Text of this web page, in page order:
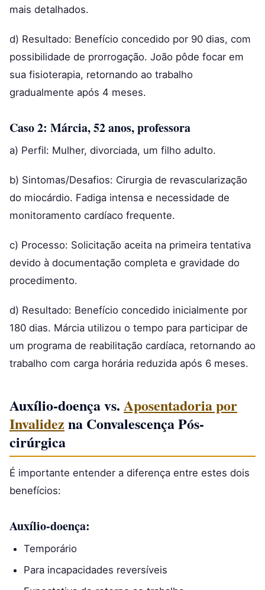
mais detalhados.
d) Resultado: Benefício concedido por 90 dias, com
possibilidade de prorrogação. João pôde focar em
sua fisioterapia, retornando ao trabalho
gradualmente após 4 meses.
Caso 2: Márcia, 52 anos, professora
a) Perfil: Mulher, divorciada, um filho adulto.
b) Sintomas/Desafios: Cirurgia de revascularização
do miocárdio. Fadiga intensa e necessidade de
monitoramento cardíaco frequente.
c) Processo: Solicitação aceita na primeira tentativa
devido à documentação completa e gravidade do
procedimento.
d) Resultado: Benefício concedido inicialmente por
180 dias. Márcia utilizou o tempo para participar de
um programa de reabilitação cardíaca, retornando ao
trabalho com carga horária reduzida após 6 meses.
Auxílio-doença vs. Aposentadoria por
Invalidez na Convalescença Pós-
cirúrgica
É importante entender a diferença entre estes dois
benefícios:
Auxílio-doença:
Temporário
Para incapacidades reversíveis